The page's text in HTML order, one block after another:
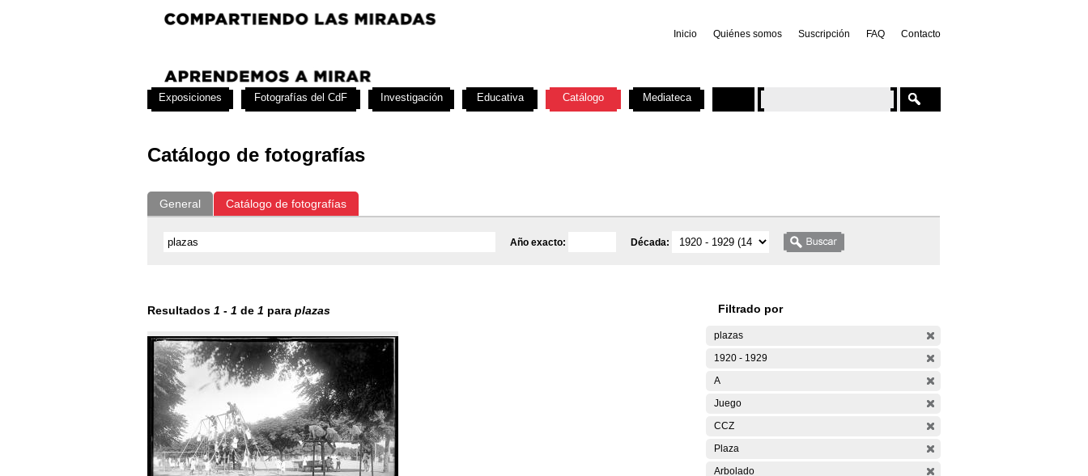
Inicio Quiénes somos Suscripción FAQ Contacto
Catálogo de fotografías
General Catálogo de fotografías
Año exacto: Década:
Resultados 1 - 1 de 1 para plazas Filtrado por
plazas
1920 - 1929
A
Juego
CCZ
Plaza
Arbolado
Exposiciones Fotografías del CdF Investigación Educativa Catálogo Mediateca